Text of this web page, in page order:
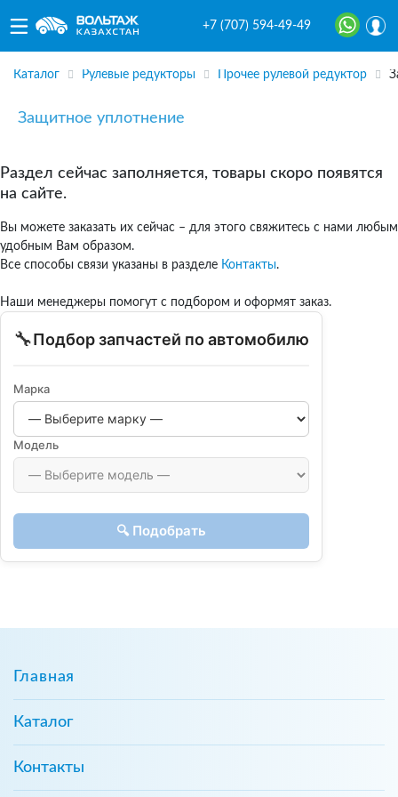
+7 (707) 594-49-49
Каталог Рулевые редукторы Прочее рулевой редуктор
Защитное уплотнение
Раздел сейчас заполняется, товары скоро появятся
на сайте.
Вы можете заказать их сейчас – для этого свяжитесь с нами любым
удобным Вам образом.
Все способы связи указаны в разделе Контакты.
Наши менеджеры помогут с подбором и оформят заказ.
🔧Подбор запчастей по автомобилю
Марка
Модель
🔍 Подобрать
Главная
Каталог
Контакты